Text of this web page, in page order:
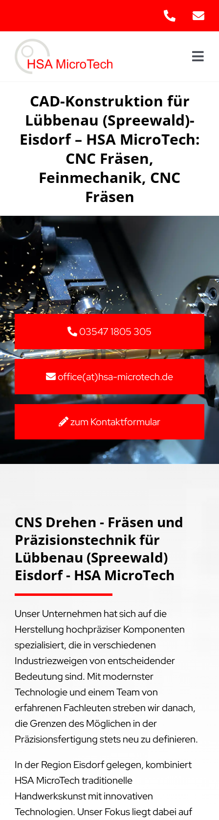
content
CAD-Konstruktion für
Lübbenau (Spreewald)-
Eisdorf – HSA MicroTech:
CNC Fräsen,
Feinmechanik, CNC
Fräsen
03547 1805 305
office(at)hsa-microtech.de
zum Kontaktformular
CNS Drehen - Fräsen und
Präzisionstechnik für
Lübbenau (Spreewald)
Eisdorf - HSA MicroTech
Unser Unternehmen hat sich auf die
Herstellung hochpräziser Komponenten
spezialisiert, die in verschiedenen
Industriezweigen von entscheidender
Bedeutung sind. Mit modernster
Technologie und einem Team von
erfahrenen Fachleuten streben wir danach,
die Grenzen des Möglichen in der
Präzisionsfertigung stets neu zu definieren.
In der Region Eisdorf gelegen, kombiniert
HSA MicroTech traditionelle
Handwerkskunst mit innovativen
Technologien. Unser Fokus liegt dabei auf